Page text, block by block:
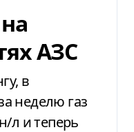
АЗС
в
неделю газ
л и теперь